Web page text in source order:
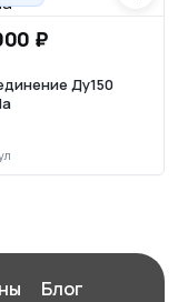
₽
Ду150
Блог